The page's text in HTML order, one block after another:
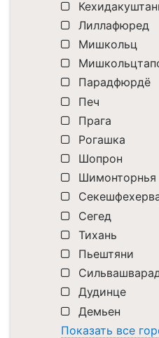
Лиллафюред
Мишкольц
Парадфюрдё
Печ
Прага
Рогашка
Шопрон
Шимонторнья
Сегед
Тихань
Пьештяни
Дудинце
Демьен
Показать все